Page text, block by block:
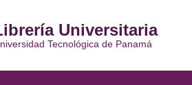
Universitaria
Tecnológica de Panamá